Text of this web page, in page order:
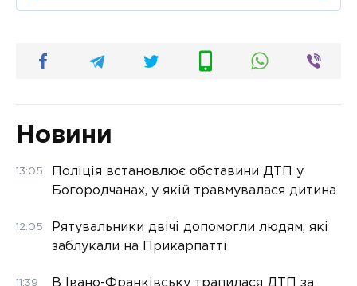
Новини
13:05
Поліція встановлює обставини ДТП у
Богородчанах, у якій травмувалася дитина
12:05
Рятувальники двічі допомогли людям, які
заблукали на Прикарпатті
11:39 В Івано-Франківську трапилася ДТП за